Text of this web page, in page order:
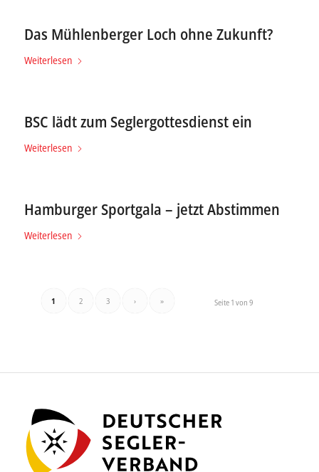
Das Mühlenberger Loch ohne Zukunft?
Weiterlesen
BSC lädt zum Seglergottesdienst ein
Weiterlesen
Hamburger Sportgala – jetzt Abstimmen
Weiterlesen
Seite 1 von 9
1 2 3 › »